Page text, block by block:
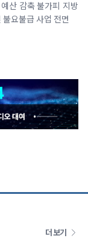
산 감축 불가피 지방
요불급 사업 전면
더 보기